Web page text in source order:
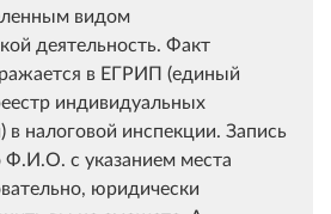
видом
деятельность. Факт
в ЕГРИП (единый
индивидуальных
в налоговой инспекции. Запись
Ф.И.О. с указанием места
юридически